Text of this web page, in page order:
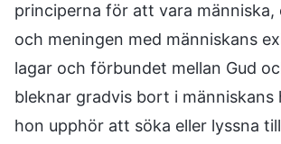
principerna för att vara människa,
och meningen med människans
lagar och förbundet mellan Gud
bleknar gradvis bort i människans
hon upphör att söka eller lyssna